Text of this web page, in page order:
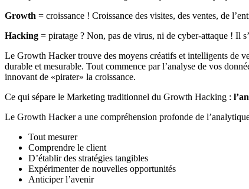
Growth = croissance ! Croissance des visites, des ventes, de
Hacking = piratage ? Non, pas de virus, ni de cyber-attaque ! Il
Le Growth Hacker trouve des moyens créatifs et intelligents de
durable et mesurable. Tout commence par l’analyse de vos
innovant de «pirater» la croissance.
Ce qui sépare le Marketing traditionnel du Growth Hacking :
Le Growth Hacker a une compréhension profonde de
Tout mesurer
Comprendre le client
D’établir des stratégies tangibles
Expérimenter de nouvelles opportunités
Anticiper l’avenir